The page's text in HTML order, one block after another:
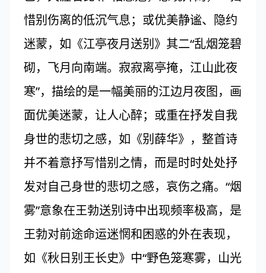
惜别伤离的低沉气息；或优美静谧、隐约
迷蒙，如《江亭夜月送别》其二“乱烟笼碧
砌，飞月向南端。寂寂离亭掩，江山此夜
寒”，描绘的是一幅美丽的江边月夜图，画
面优美迷蒙，让人心醉；或重在抒发自我
身世的悲切之感，如《别薛华》，整首诗
并不着意抒写惜别之情，而是时时处处抒
发对自己身世的悲切之感，哀伤之痛。“烟
雾”意象在王勃送别诗中出现频率极高，是
王勃对前途命运迷惘和困惑的外在表现，
如《秋日别王长史》中“野色笼寒雾，山光